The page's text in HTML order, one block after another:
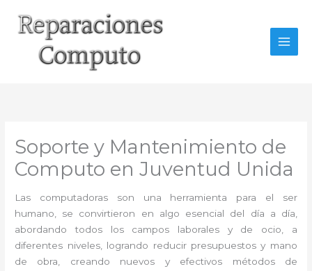
contenido
Soporte y Mantenimiento de
Computo en Juventud Unida
Las computadoras son una herramienta para el ser
humano, se convirtieron en algo esencial del día a día,
abordando todos los campos laborales y de ocio, a
diferentes niveles, logrando reducir presupuestos y mano
de obra, creando nuevos y efectivos métodos de